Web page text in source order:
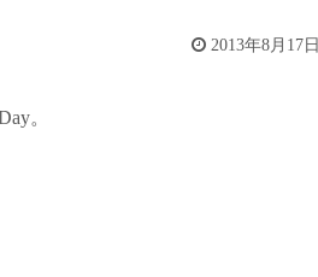
2013年8月17日
。